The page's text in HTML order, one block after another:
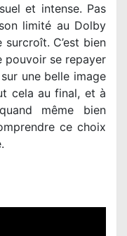
et intense. Pas
limité au Dolby
C’est bien
pouvoir se repayer
une belle image
cela au final, et à
même bien
ce choix